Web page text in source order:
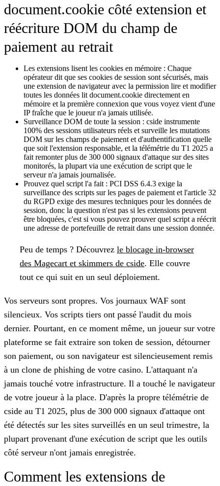
document.cookie côté extension et
réécriture DOM du champ de
paiement au retrait
Les extensions lisent les cookies en mémoire : Chaque
opérateur dit que ses cookies de session sont sécurisés, mais
une extension de navigateur avec la permission lire et modifier
toutes les données lit document.cookie directement en
mémoire et la première connexion que vous voyez vient d'une
IP fraîche que le joueur n'a jamais utilisée.
Surveillance DOM de toute la session : cside instrumente
100% des sessions utilisateurs réels et surveille les mutations
DOM sur les champs de paiement et d'authentification quelle
que soit l'extension responsable, et la télémétrie du T1 2025 a
fait remonter plus de 300 000 signaux d'attaque sur des sites
monitorés, la plupart via une exécution de script que le
serveur n'a jamais journalisée.
Prouvez quel script l'a fait : PCI DSS 6.4.3 exige la
surveillance des scripts sur les pages de paiement et l'article 32
du RGPD exige des mesures techniques pour les données de
session, donc la question n'est pas si les extensions peuvent
être bloquées, c'est si vous pouvez prouver quel script a réécrit
une adresse de portefeuille de retrait dans une session donnée.
Peu de temps ? Découvrez le blocage in-browser
des Magecart et skimmers de cside. Elle couvre
tout ce qui suit en un seul déploiement.
Vos serveurs sont propres. Vos journaux WAF sont
silencieux. Vos scripts tiers ont passé l'audit du mois
dernier. Pourtant, en ce moment même, un joueur sur votre
plateforme se fait extraire son token de session, détourner
son paiement, ou son navigateur est silencieusement remis
à un clone de phishing de votre casino. L'attaquant n'a
jamais touché votre infrastructure. Il a touché le navigateur
de votre joueur à la place. D'après la propre télémétrie de
cside au T1 2025, plus de 300 000 signaux d'attaque ont
été détectés sur les sites surveillés en un seul trimestre, la
plupart provenant d'une exécution de script que les outils
côté serveur n'ont jamais enregistrée.
Comment les extensions de